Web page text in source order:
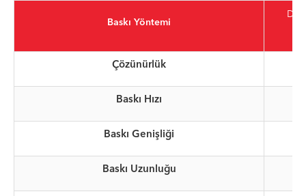
Baskı Yöntemi
Çözünürlük
Baskı Hızı
Baskı Genişliği
Baskı Uzunluğu